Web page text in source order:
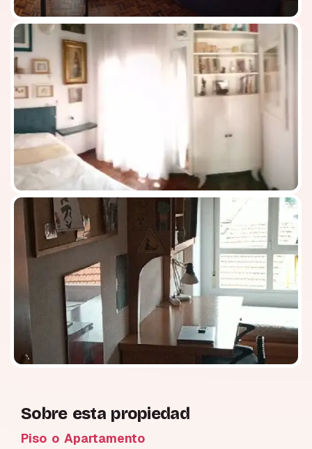
Sobre esta propiedad
Piso o Apartamento